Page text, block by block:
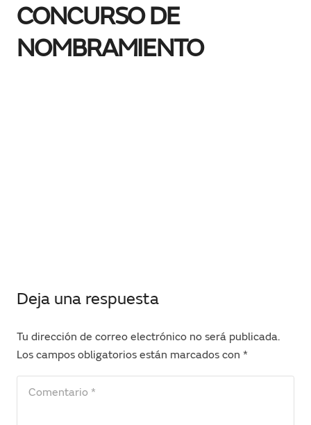
CONCURSO DE
NOMBRAMIENTO
Deja una respuesta
Tu dirección de correo electrónico no será publicada.
Los campos obligatorios están marcados con *